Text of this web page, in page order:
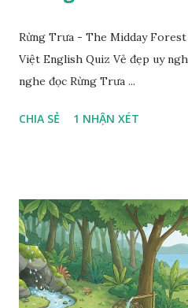
Rừng Trưa - The Midday
Việt English Quiz Vẻ đẹp uy
nghe đọc Rừng Trưa ...
CHIA SẺ 1 NHẬN XÉT